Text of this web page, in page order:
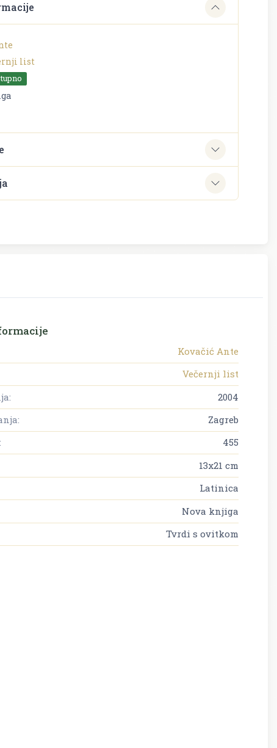
list
Kovačić Ante
Večernji list
2004
Zagreb
455
13x21 cm
Latinica
Nova knjiga
Tvrdi s ovitkom